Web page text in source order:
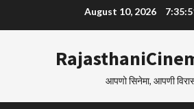
to
August 10, 2026
आपणो सिनेमा, आपणी